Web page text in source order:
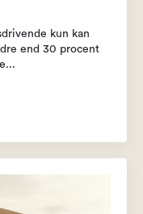
kun kan
end 30 procent